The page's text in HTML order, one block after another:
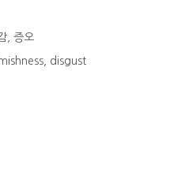
, 증오
disgust